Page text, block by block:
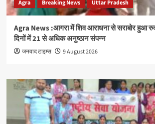
Agra Breaking News Uttar Pradesh
Agra News :आगरा में शिव आराधना से सराबोर हुआ
दिनों में 21 से अधिक अनुष्ठान संपन्न
जनवाद टाइम्स 9 August 2026